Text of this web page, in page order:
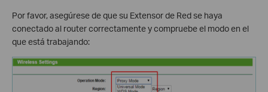
Por favor, asegúrese de que su Extensor de Red se haya
conectado al router correctamente y compruebe el modo en el
que está trabajando: